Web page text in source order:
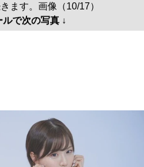
ます。画像（10/17）
ルで次の写真 ↓